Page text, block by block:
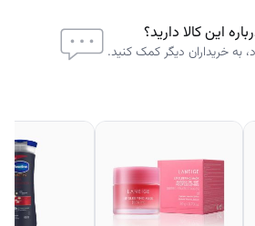
این کالا دارید؟
به خریداران دیگر کمک کنید.